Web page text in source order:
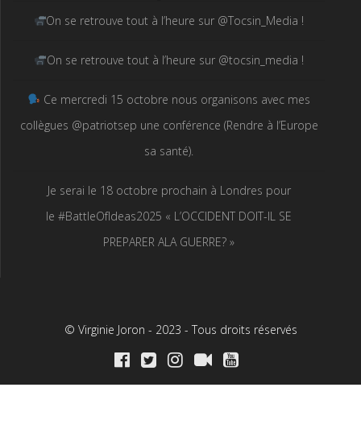
On se retrouve tout à l’heure sur @Tocsin_Media !
On se retrouve tout à l’heure sur @tocsin_media !
Ce mercredi 15 octobre nous organisons avec mes
collègues @patriotsep une conférence (Rendre à l’Europe
sa santé).
Je serai le 18 octobre prochain à Londres pour
le #BattleOfIdeas2025 « L’OCCIDENT DOIT-IL SE
PREPARER ALA GUERRE? »
© Virginie Joron - 2023 - Tous droits réservés